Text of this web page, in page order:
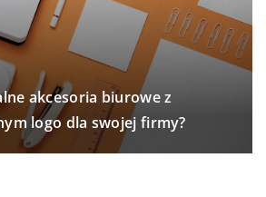
akcesoria biurowe z
logo dla swojej firmy?